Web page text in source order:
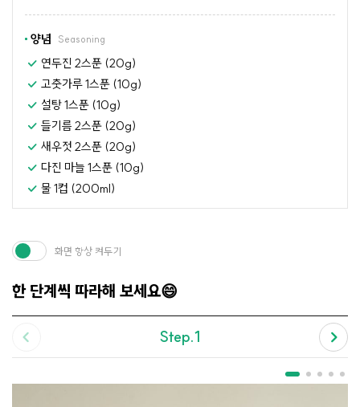
양념 Seasoning
연두진 2스푼 (20g)
고춧가루 1스푼 (10g)
설탕 1스푼 (10g)
들기름 2스푼 (20g)
새우젓 2스푼 (20g)
다진 마늘 1스푼 (10g)
물 1컵 (200ml)
한 단계씩 따라해 보세요😄
화면 항상 켜두기
Step.1